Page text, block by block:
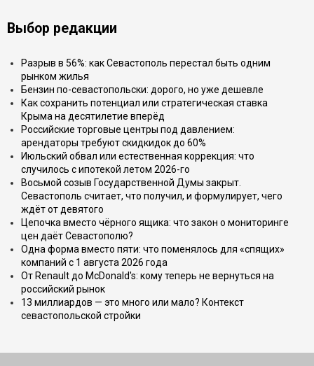
Выбор редакции
Разрыв в 56%: как Севастополь перестал быть одним
рынком жилья
Бензин по-севастопольски: дорого, но уже дешевле
Как сохранить потенциал или стратегическая ставка
Крыма на десятилетие вперёд
Российские торговые центры под давлением:
арендаторы требуют скидкидок до 60%
Июльский обвал или естественная коррекция: что
случилось с ипотекой летом 2026-го
Восьмой созыв Государственной Думы закрыт.
Севастополь считает, что получил, и формулирует, чего
ждёт от девятого
Цепочка вместо чёрного ящика: что закон о мониторинге
цен даёт Севастополю?
Одна форма вместо пяти: что поменялось для «спящих»
компаний с 1 августа 2026 года
От Renault до McDonald's: кому теперь не вернуться на
российский рынок
13 миллиардов — это много или мало? Контекст
севастопольской стройки